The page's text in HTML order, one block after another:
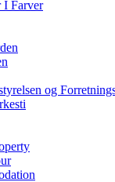
I Farver
og